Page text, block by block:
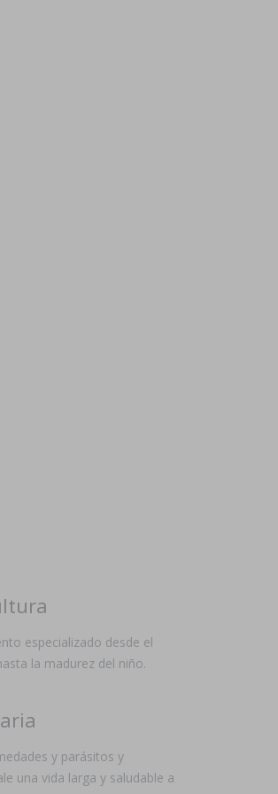
especializado desde el
la madurez del niño.
y parásitos y
una vida larga y saludable a